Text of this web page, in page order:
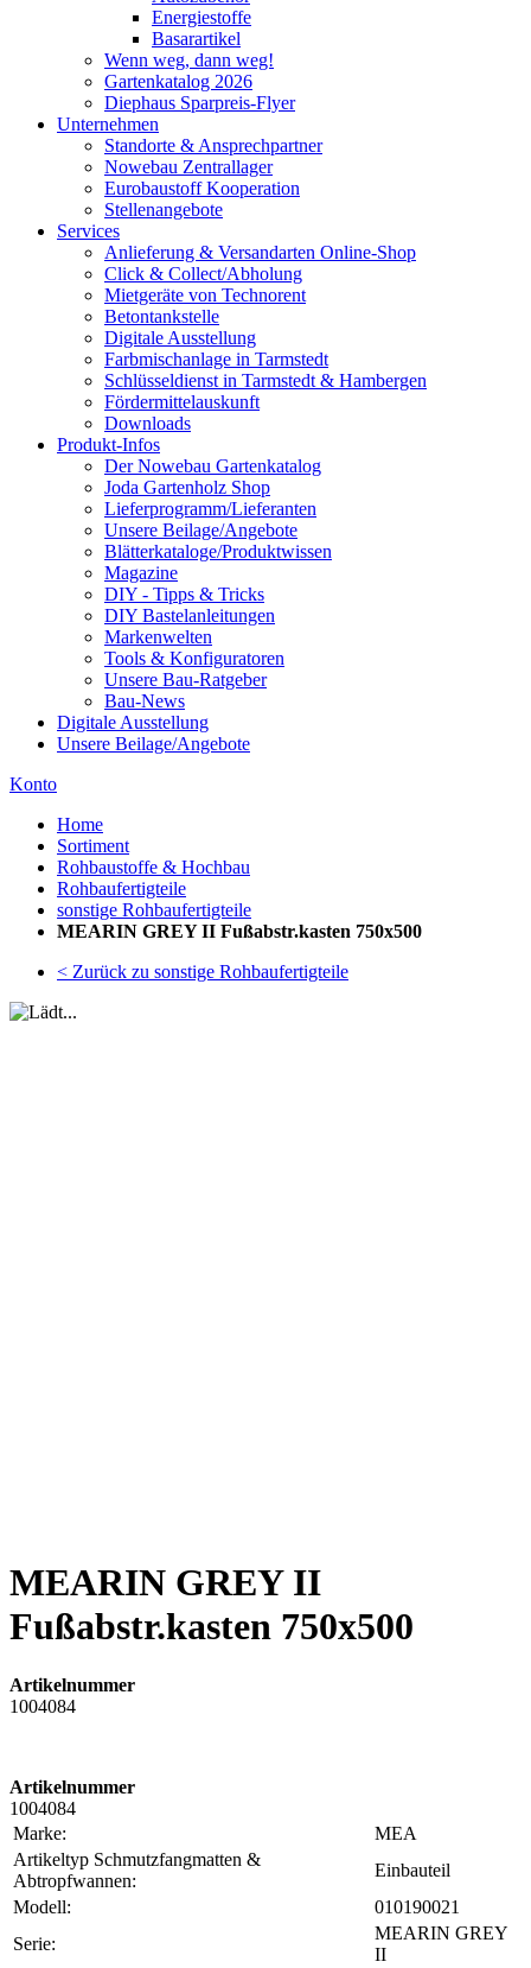
Energiestoffe
Basarartikel
Wenn weg, dann weg!
Gartenkatalog 2026
Diephaus Sparpreis-Flyer
Unternehmen
Standorte & Ansprechpartner
Nowebau Zentrallager
Eurobaustoff Kooperation
Stellenangebote
Services
Anlieferung & Versandarten Online-Shop
Click & Collect/Abholung
Mietgeräte von Technorent
Betontankstelle
Digitale Ausstellung
Farbmischanlage in Tarmstedt
Schlüsseldienst in Tarmstedt & Hambergen
Fördermittelauskunft
Downloads
Produkt-Infos
Der Nowebau Gartenkatalog
Joda Gartenholz Shop
Lieferprogramm/Lieferanten
Unsere Beilage/Angebote
Blätterkataloge/Produktwissen
Magazine
DIY - Tipps & Tricks
DIY Bastelanleitungen
Markenwelten
Tools & Konfiguratoren
Unsere Bau-Ratgeber
Bau-News
Digitale Ausstellung
Unsere Beilage/Angebote
Konto
Home
Sortiment
Rohbaustoffe & Hochbau
Rohbaufertigteile
sonstige Rohbaufertigteile
MEARIN GREY II Fußabstr.kasten 750x500
< Zurück zu sonstige Rohbaufertigteile
MEARIN GREY II
Fußabstr.kasten 750x500
Artikelnummer
1004084
Artikelnummer
1004084
Marke:
MEA
Artikeltyp Schmutzfangmatten &
Abtropfwannen:
Einbauteil
Modell:
010190021
Serie:
MEARIN GREY
II